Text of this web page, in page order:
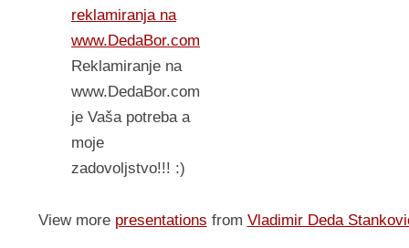
View more presentations from Vladimir Deda
reklamiranja na
www.DedaBor.com
Reklamiranje na
www.DedaBor.com
je Vaša potreba a
moje
zadovoljstvo!!! :)